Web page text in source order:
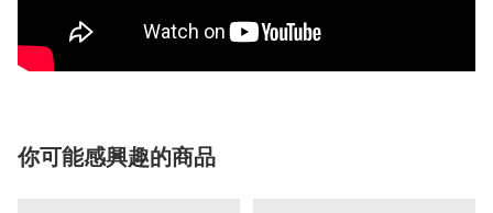
你可能感興趣的商品